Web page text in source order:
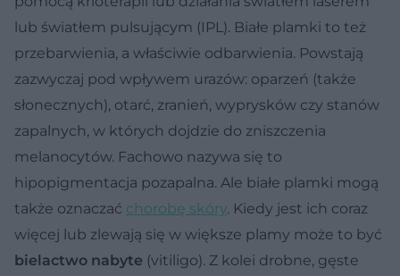
lub światłem pulsującym (IPL). Białe plamki to też
przebarwienia, a właściwie odbarwienia. Powstają
zazwyczaj pod wpływem urazów: oparzeń (także
słonecznych), otarć, zranień, wyprysków czy stanów
zapalnych, w których dojdzie do zniszczenia
melanocytów. Fachowo nazywa się to
hipopigmentacja pozapalna. Ale białe plamki mogą
także oznaczać chorobę skóry. Kiedy jest ich coraz
więcej lub zlewają się w większe plamy może to być
bielactwo nabyte (vitiligo). Z kolei drobne, gęste